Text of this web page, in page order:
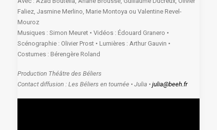
Faliez, Jasmine Merlino, Marie Montoya ou Valentine Revel-
Mouroz
Musiques : Simon Meuret • Vidéos : Édouard Granero •
Scénographie : Olivier Prost • Lumières : Arthur Gauvin •
Costumes : Bérengère Roland
Production Théâtre des Béliers
Contact diffusion : Les Béliers en tournée • Julia • julia@beeh.fr